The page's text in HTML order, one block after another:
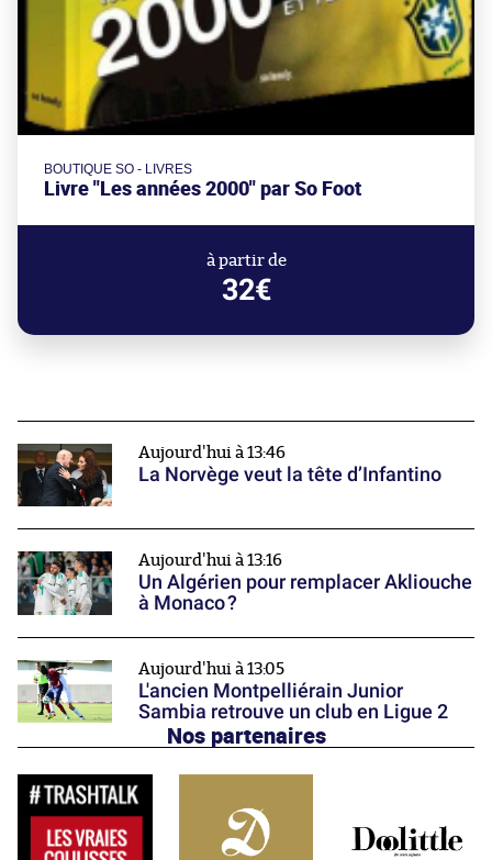
BOUTIQUE SO - LIVRES
Livre "Les années 2000" par So Foot
à partir de
32€
Aujourd'hui à 13:46
La Norvège veut la tête d’Infantino
Aujourd'hui à 13:16
Un Algérien pour remplacer Akliouche
à Monaco ?
Aujourd'hui à 13:05
L'ancien Montpelliérain Junior
Sambia retrouve un club en Ligue 2
Nos partenaires